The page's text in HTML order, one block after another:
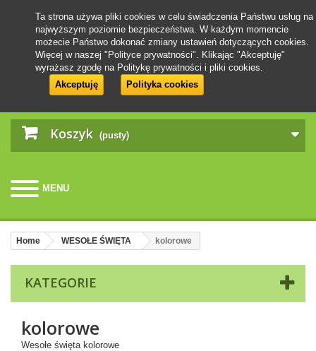
Koszyk (pusty)
MENU
Ta strona używa pliki cookies w celu świadczenia Państwu usług na
najwyższym poziomie bezpieczeństwa. W każdym momencie
możecie Państwo dokonać zmiany ustawień dotyczących cookies.
Więcej w naszej "Polityce prywatności". Klikając "Akceptuję"
wyrażasz zgodę na Politykę prywatności i pliki cookies.
Akceptuję
Polityka cookies
Home WESOŁE ŚWIĘTA kolorowe
KATEGORIE
kolorowe
Wesołe święta kolorowe